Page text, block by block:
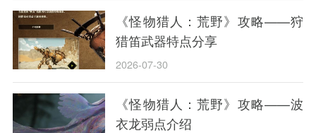
《怪物猎人：荒野》攻略——狩
猎笛武器特点分享
2026-07-30
《怪物猎人：荒野》攻略——波
衣龙弱点介绍